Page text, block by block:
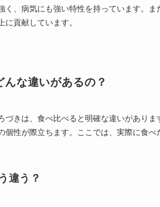
く、病気にも強い特性を持っています。
に貢献しています。
んな違いがあるの？
づきは、食べ比べると明確な違いがあり
個性が際立ちます。ここでは、実際に食べ
違う？